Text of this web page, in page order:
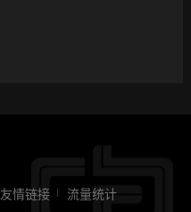
友情链接
流量统计